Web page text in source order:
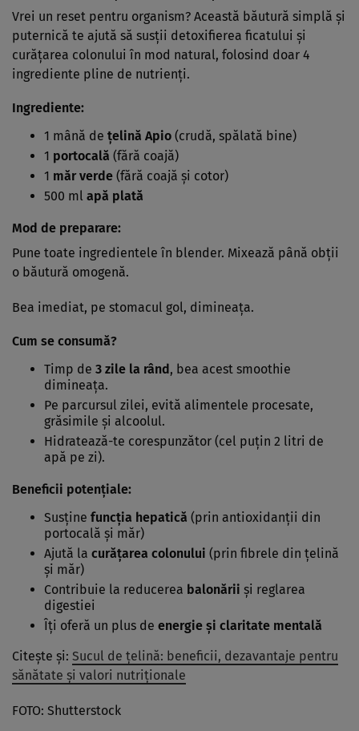
Vrei un reset pentru organism? Această băutură simplă și
puternică te ajută să susții detoxifierea ficatului și
curățarea colonului în mod natural, folosind doar 4
ingrediente pline de nutrienți.
Ingrediente:
1 mână de țelină Apio (crudă, spălată bine)
1 portocală (fără coajă)
1 măr verde (fără coajă și cotor)
500 ml apă plată
Mod de preparare:
Pune toate ingredientele în blender. Mixează până obții
o băutură omogenă.
Bea imediat, pe stomacul gol, dimineața.
Cum se consumă?
Timp de 3 zile la rând, bea acest smoothie
dimineața.
Pe parcursul zilei, evită alimentele procesate,
grăsimile și alcoolul.
Hidratează-te corespunzător (cel puțin 2 litri de
apă pe zi).
Beneficii potențiale:
Susține funcția hepatică (prin antioxidanții din
portocală și măr)
Ajută la curățarea colonului (prin fibrele din țelină
și măr)
Contribuie la reducerea balonării și reglarea
digestiei
Îți oferă un plus de energie și claritate mentală
Citește și: Sucul de ţelină: beneficii, dezavantaje pentru
sănătate şi valori nutriţionale
FOTO: Shutterstock